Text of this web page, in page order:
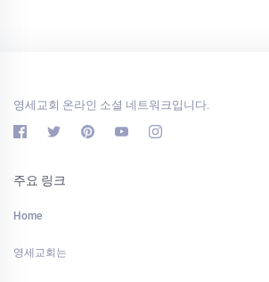
영세교회 온라인 소셜 네트워크입니다.
주요 링크
Home
영세교회는